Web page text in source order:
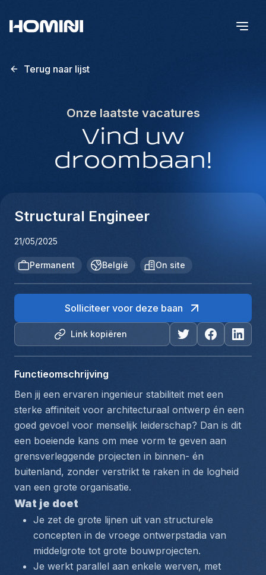
Terug naar lijst
Onze laatste vacatures
Vind uw
droombaan!
Structural Engineer
21/05/2025
Permanent België On site
Link kopiëren
Solliciteer voor deze baan
Functieomschrijving
Ben jij een ervaren ingenieur stabiliteit met een
sterke affiniteit voor architecturaal ontwerp én een
goed gevoel voor menselijk leiderschap? Dan is dit
een boeiende kans om mee vorm te geven aan
grensverleggende projecten in binnen- én
buitenland, zonder verstrikt te raken in de logheid
van een grote organisatie.
Wat je doet
Je zet de grote lijnen uit van structurele
concepten in de vroege ontwerpstadia van
middelgrote tot grote bouwprojecten.
Je werkt parallel aan enkele werven, met